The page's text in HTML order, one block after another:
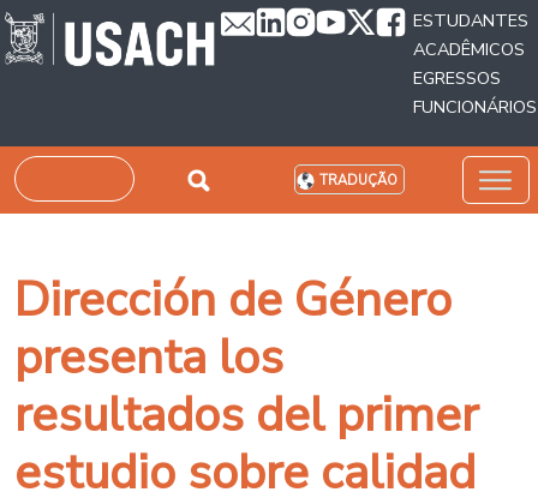
Passar para o conteúdo principal
ESTUDANTES
ACADÊMICOS
EGRESSOS
FUNCIONÁRIOS
Pesquisar TRADUÇÃO
Dirección de Género
presenta los
resultados del primer
estudio sobre calidad